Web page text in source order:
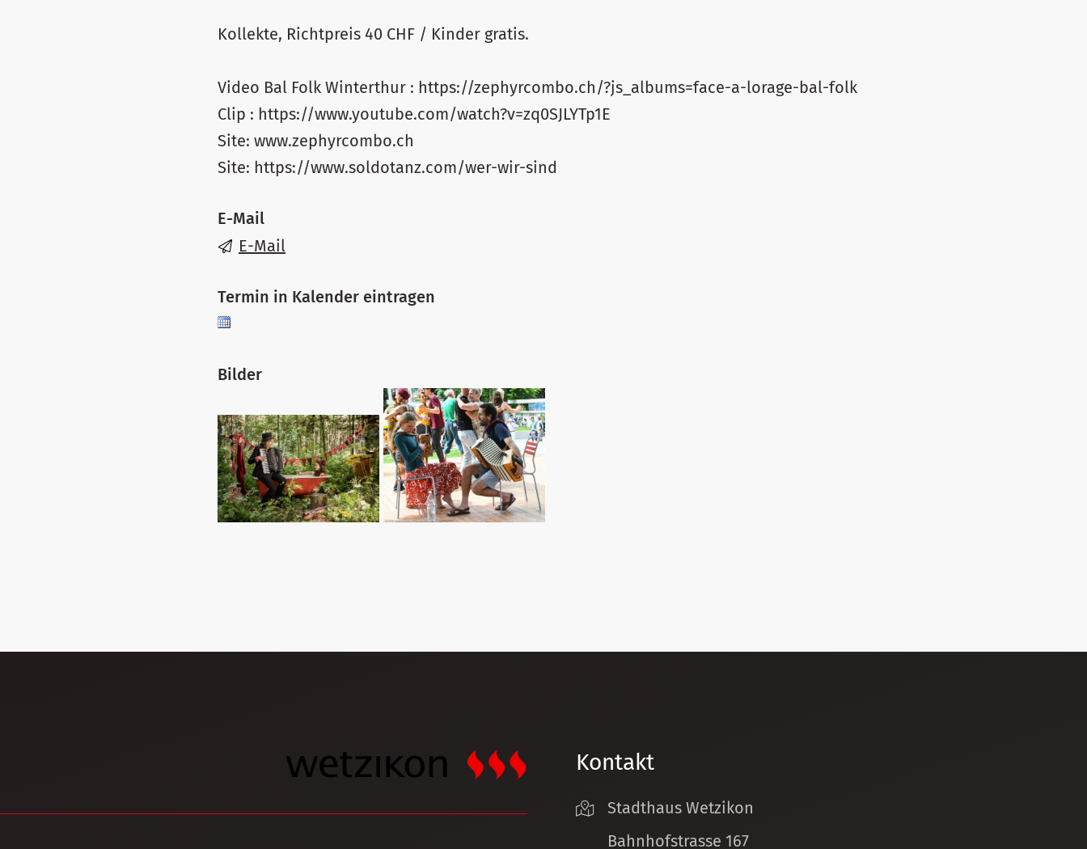
Kollekte, Richtpreis 40 CHF / Kinder gratis.
Video Bal Folk Winterthur : https://zephyrcombo.ch/?js_albums=face-a-lorage-bal-folk
Clip : https://www.youtube.com/watch?v=zq0SJLYTp1E
Site: www.zephyrcombo.ch
Site: https://www.soldotanz.com/wer-wir-sind
E-Mail
E-Mail
Termin in Kalender eintragen
Bilder
Kontakt
Stadthaus Wetzikon
Bahnhofstrasse 167